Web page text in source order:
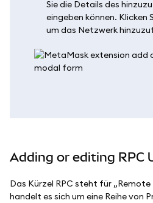
Sie die Details des
eingeben können. Klicken
um das Netzwerk
Adding or editing RPC
Das Kürzel RPC steht für „Remote
handelt es sich um eine Reihe von